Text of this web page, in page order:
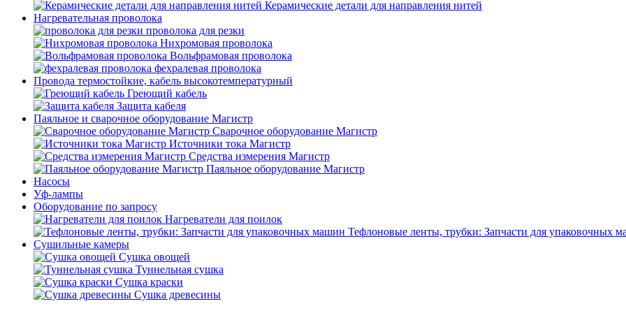
Керамические детали для направления нитей
Нагревательная проволока
проволока для резки
Нихромовая проволока
Вольфрамовая проволока
фехралевая проволока
Провода термостойкие, кабель высокотемпературный
Греющий кабель
Защита кабеля
Паяльное и сварочное оборудование Магистр
Сварочное оборудование Магистр
Источники тока Магистр
Средства измерения Магистр
Паяльное оборудование Магистр
Насосы
Уф-лампы
Оборудование по запросу
Нагреватели для поилок
Тефлоновые ленты, трубки: Запчасти для упаковочных
Сушильные камеры
Сушка овощей
Туннельная сушка
Сушка краски
Сушка древесины